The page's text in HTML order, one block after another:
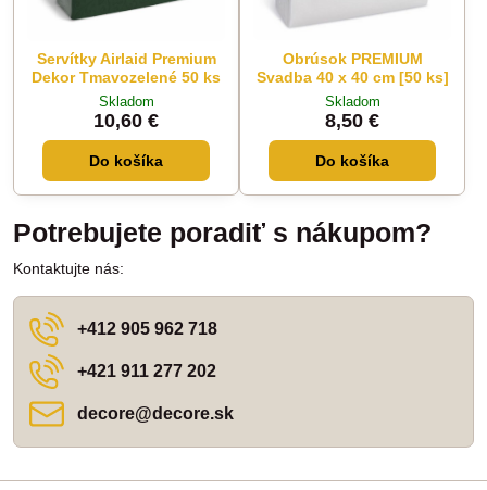
Servítky Airlaid Premium
Dekor Tmavozelené 50 ks
Skladom
10,60 €
Do košíka
Obrúsok PREMIUM
Svadba 40 x 40 cm [50 ks]
Skladom
8,50 €
Do košíka
Potrebujete poradiť s nákupom?
Kontaktujte nás:
+412 905 962 718
+421 911 277 202
decore​@decore​.sk